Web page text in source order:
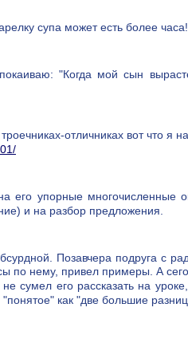
супа может есть более
"Когда мой сын
отличниках вот что я
его упорные многочисленные
и на разбор предложения.
Позавчера подруга с
по нему, привел примеры. А
сумел его рассказать на
как "две большие